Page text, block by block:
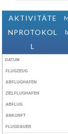
AKTIVITÄTE
NPROTOKOL
L
DATUM
FLUGZEUG
ABFLUGHAFEN
ZIELFLUGHAFEN
ABFLUG
ANKUNFT
FLUGDAUER